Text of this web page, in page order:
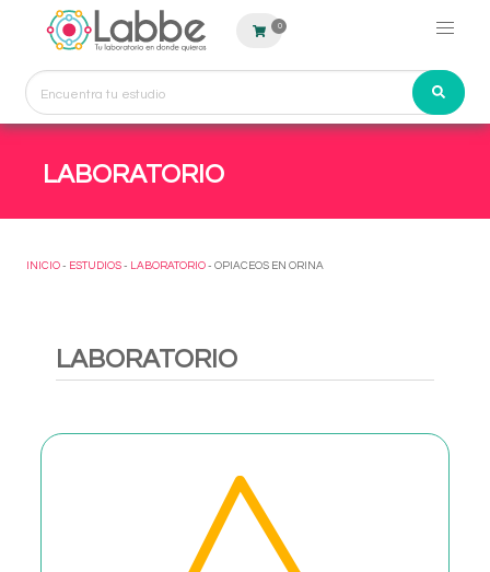
0
LABORATORIO
INICIO - ESTUDIOS - LABORATORIO - OPIACEOS EN ORINA
LABORATORIO